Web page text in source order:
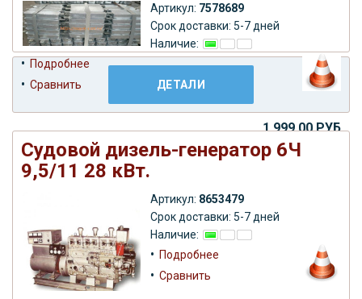
Артикул: 7578689
Срок доставки: 5-7 дней
Наличие:
• Подробнее
• Сравнить
1.999,00 РУБ
Плюсдоставка
ДЕТАЛИ
Судовой дизель-генератор 6Ч
9,5/11 28 кВт.
Артикул: 8653479
Срок доставки: 5-7 дней
Наличие:
• Подробнее
• Сравнить